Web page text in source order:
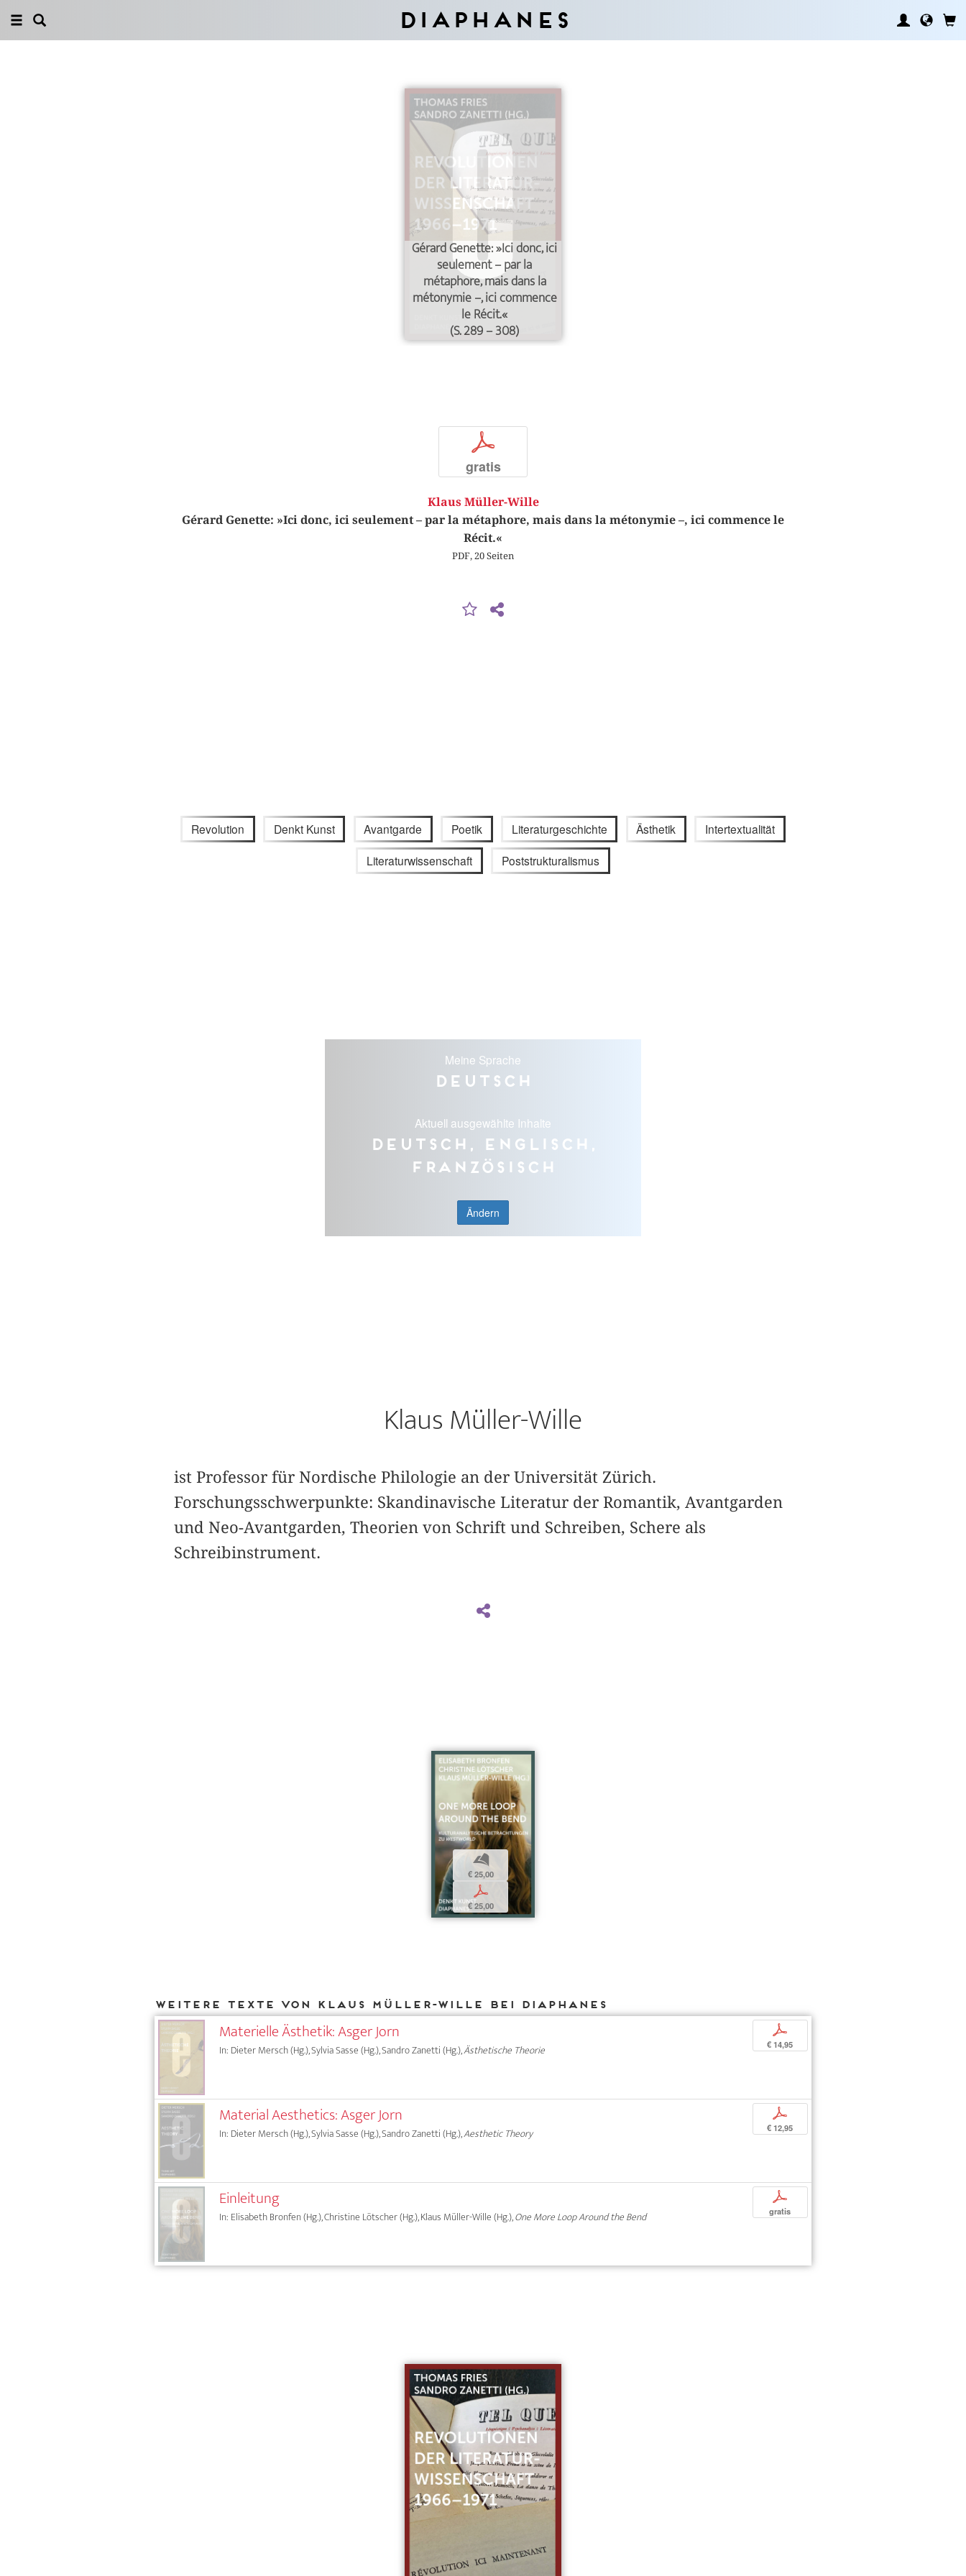
Diaphanes
Gérard Genette: »Ici donc, ici
seulement – par la
métaphore, mais dans la
métonymie –, ici commence
le Récit.«
(S. 289 – 308)
p
gratis
Klaus Müller-Wille
Gérard Genette: »Ici donc, ici seulement – par la métaphore, mais dans la métonymie –, ici commence le
Récit.«
PDF, 20 Seiten
Revolution Denkt Kunst Avantgarde Poetik Literaturgeschichte Ästhetik Intertextualität
Literaturwissenschaft Poststrukturalismus
Meine Sprache
Deutsch
Aktuell ausgewählte Inhalte
Deutsch, Englisch,
Französisch
Ändern
Klaus Müller-Wille
ist Professor für Nordische Philologie an der Universität Zürich.
Forschungsschwerpunkte: Skandinavische Literatur der Romantik, Avantgarden
und Neo-Avantgarden, Theorien von Schrift und Schreiben, Schere als
Schreibinstrument.
b
€ 25,00
p
€ 25,00
Weitere Texte von Klaus Müller-Wille bei DIAPHANES
Materielle Ästhetik: Asger Jorn
In: Dieter Mersch (Hg.), Sylvia Sasse (Hg.), Sandro Zanetti (Hg.),Ästhetische Theorie
p
€ 14,95
Material Aesthetics: Asger Jorn
In: Dieter Mersch (Hg.), Sylvia Sasse (Hg.), Sandro Zanetti (Hg.),Aesthetic Theory
p
€ 12,95
Einleitung
In: Elisabeth Bronfen (Hg.), Christine Lötscher (Hg.), Klaus Müller-Wille (Hg.),One More Loop Around the Bend
p
gratis